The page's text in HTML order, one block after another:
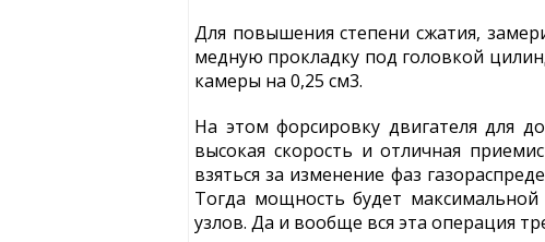
Для повышения степени сжатия,
медную прокладку под головкой
камеры на 0,25 см3.
На этом форсировку двигателя для
высокая скорость и отличная
взяться за изменение фаз
Тогда мощность будет максимальной
узлов. Да и вообще вся эта операция